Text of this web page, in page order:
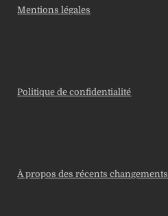
Mentions légales
Politique de confidentialité
À propos des récents changements